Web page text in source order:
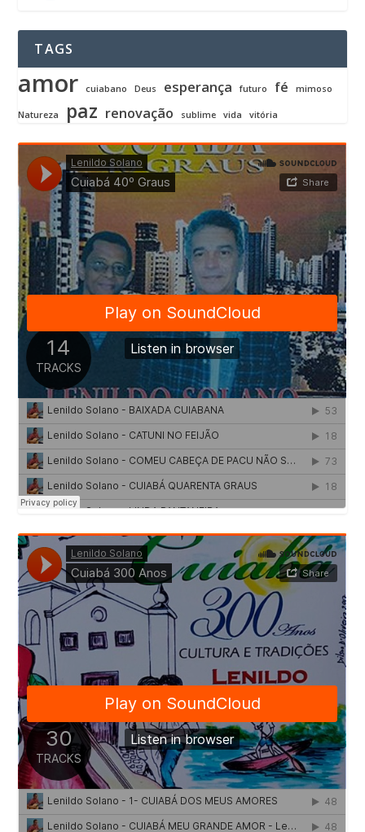
TAGS
amor cuiabano Deus esperança futuro fé mimoso
Natureza paz renovação sublime vida vitória